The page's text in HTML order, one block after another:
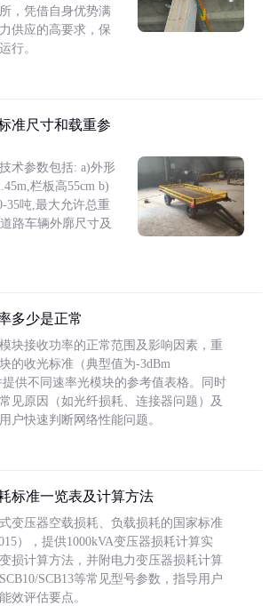
，凭借自身优势满
供应的高要求，保
行。
准尺寸和载重参
术参数包括: a)外形
栏板高55cm b)
35吨,最大允许总重
路车辆外廓尺寸及
多少是正常
块接收功率的正常范围及影响因素，重
的收光标准（典型值为-3dBm
提供不同速率光模块的参考值表格。同时
见原因（如光纤损耗、连接器问题）及
户快速判断网络性能问题。
标准一览表及计算方法
变压器空载损耗、负载损耗的国家标准
），提供1000kVA变压器损耗计算实
损计算方法，并附电力变压器损耗计算
SCB13等常见型号参数，指导用户
效评估要点。